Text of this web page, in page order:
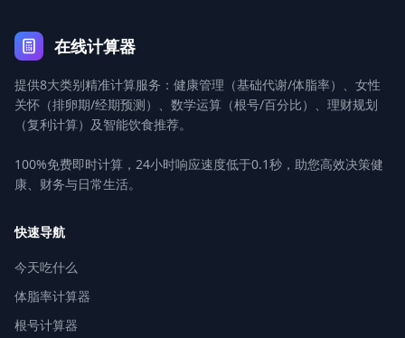
在线计算器
提供8大类别精准计算服务：健康管理（基础代谢/体脂率）、女性
关怀（排卵期/经期预测）、数学运算（根号/百分比）、理财规划
（复利计算）及智能饮食推荐。
100%免费即时计算，24小时响应速度低于0.1秒，助您高效决策健
康、财务与日常生活。
快速导航
今天吃什么
体脂率计算器
根号计算器